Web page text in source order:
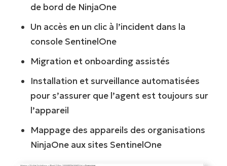
de bord de NinjaOne
Un accès en un clic à l’incident dans la
console SentinelOne
Migration et onboarding assistés
Installation et surveillance automatisées
pour s’assurer que l’agent est toujours sur
l’appareil
Mappage des appareils des organisations
NinjaOne aux sites SentinelOne